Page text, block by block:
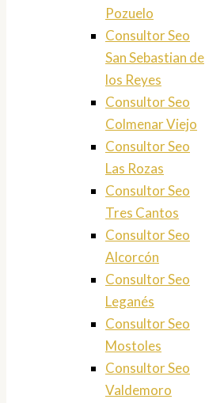
Pozuelo
Consultor Seo
San Sebastian de
los Reyes
Consultor Seo
Colmenar Viejo
Consultor Seo
Las Rozas
Consultor Seo
Tres Cantos
Consultor Seo
Alcorcón
Consultor Seo
Leganés
Consultor Seo
Mostoles
Consultor Seo
Valdemoro